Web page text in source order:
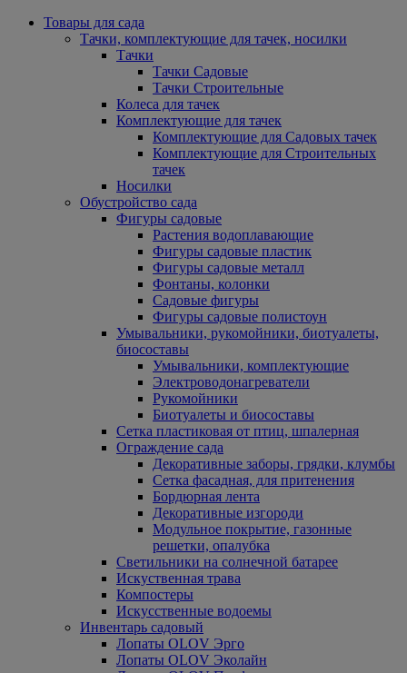
Товары для сада
Тачки, комплектующие для тачек, носилки
Тачки
Тачки Садовые
Тачки Строительные
Колеса для тачек
Комплектующие для тачек
Комплектующие для Садовых тачек
Комплектующие для Строительных
тачек
Носилки
Обустройство сада
Фигуры садовые
Растения водоплавающие
Фигуры садовые пластик
Фигуры садовые металл
Фонтаны, колонки
Садовые фигуры
Фигуры садовые полистоун
Умывальники, рукомойники, биотуалеты,
биосоставы
Умывальники, комплектующие
Электроводонагреватели
Рукомойники
Биотуалеты и биосоставы
Сетка пластиковая от птиц, шпалерная
Ограждение сада
Декоративные заборы, грядки, клумбы
Сетка фасадная, для притенения
Бордюрная лента
Декоративные изгороди
Модульное покрытие, газонные
решетки, опалубка
Светильники на солнечной батарее
Искуственная трава
Компостеры
Искусственные водоемы
Инвентарь садовый
Лопаты OLOV Эрго
Лопаты OLOV Эколайн